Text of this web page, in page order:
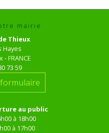
mairie
Thieux
Hayes
- FRANCE
73 59
au public
à 18h00
à 17h00